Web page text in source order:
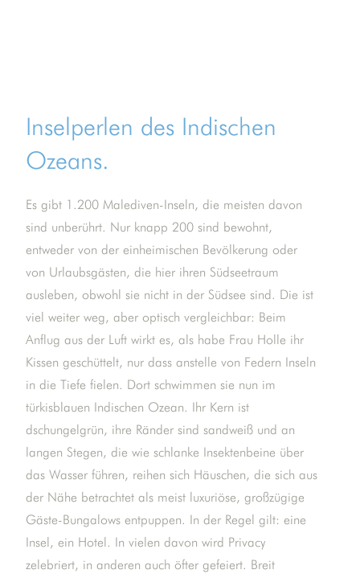
Inselperlen des Indischen
Ozeans.
Es gibt 1.200 Malediven-Inseln, die meisten davon
sind unberührt. Nur knapp 200 sind bewohnt,
entweder von der einheimischen Bevölkerung oder
von Urlaubsgästen, die hier ihren Südseetraum
ausleben, obwohl sie nicht in der Südsee sind. Die ist
viel weiter weg, aber optisch vergleichbar: Beim
Anflug aus der Luft wirkt es, als habe Frau Holle ihr
Kissen geschüttelt, nur dass anstelle von Federn Inseln
in die Tiefe fielen. Dort schwimmen sie nun im
türkisblauen Indischen Ozean. Ihr Kern ist
dschungelgrün, ihre Ränder sind sandweiß und an
langen Stegen, die wie schlanke Insektenbeine über
das Wasser führen, reihen sich Häuschen, die sich aus
der Nähe betrachtet als meist luxuriöse, großzügige
Gäste-Bungalows entpuppen. In der Regel gilt: eine
Insel, ein Hotel. In vielen davon wird Privacy
zelebriert, in anderen auch öfter gefeiert. Breit